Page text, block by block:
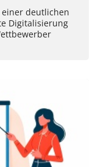
einer deutlichen
Digitalisierung